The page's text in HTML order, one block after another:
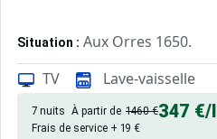
Situation : Aux Orres 1650.
Appartement de particulier :
TV Lave-vaisselle
7 nuits À partir de 1460 €347 €/
Frais de service + 19 €